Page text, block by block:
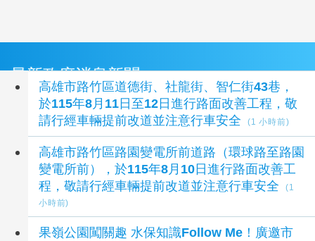
最新政府消息新聞
高雄市路竹區道德街、社龍街、智仁街43巷，
於115年8月11日至12日進行路面改善工程，敬
請行經車輛提前改道並注意行車安全
(1 小時前)
高雄市路竹區路園變電所前道路（環球路至路園
變電所前），於115年8月10日進行路面改善工
程，敬請行經車輛提前改道並注意行車安全
(1
小時前)
果嶺公園闖關趣 水保知識Follow Me！廣邀市